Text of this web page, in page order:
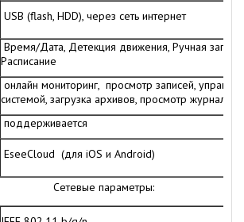
USB (flash, HDD), через сеть интернет
Время/Дата, Детекция движения, Ручная запись,
Расписание
онлайн мониторинг, просмотр записей,
системой, загрузка архивов, просмотр журнала
поддерживается
EseeCloud (для iOS и Android)
Сетевые параметры: